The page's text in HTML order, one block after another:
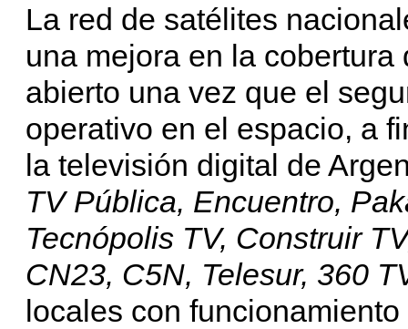
La red de satélites
una mejora en la
abierto una vez que el
operativo en el espacio, a
la televisión digital de
TV Pública, Encuentro,
Tecnópolis TV, Construir
CN23, C5N, Telesur, 360
locales con